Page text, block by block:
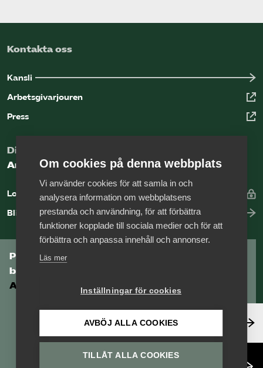
Kontakta oss
Kansli
Arbetsgivarjouren
Press
Digital kunskapsbank för arbetsgivare
Arbetsgivarguiden
Logga in
Bli medlem
Prenumerera på Tågföretagens
branschnyhetsbrev
Aktuell info direkt i din inkorg.
Anmäl dig här
Om cookies på denna webbplats
Vi använder cookies för att samla in och
analysera information om webbplatsens
prestanda och användning, för att förbättra
funktioner kopplade till sociala medier och för att
förbättra och anpassa innehåll och annonser.
Läs mer
Inställningar för cookies
AVBÖJ ALLA COOKIES
TILLÅT ALLA COOKIES